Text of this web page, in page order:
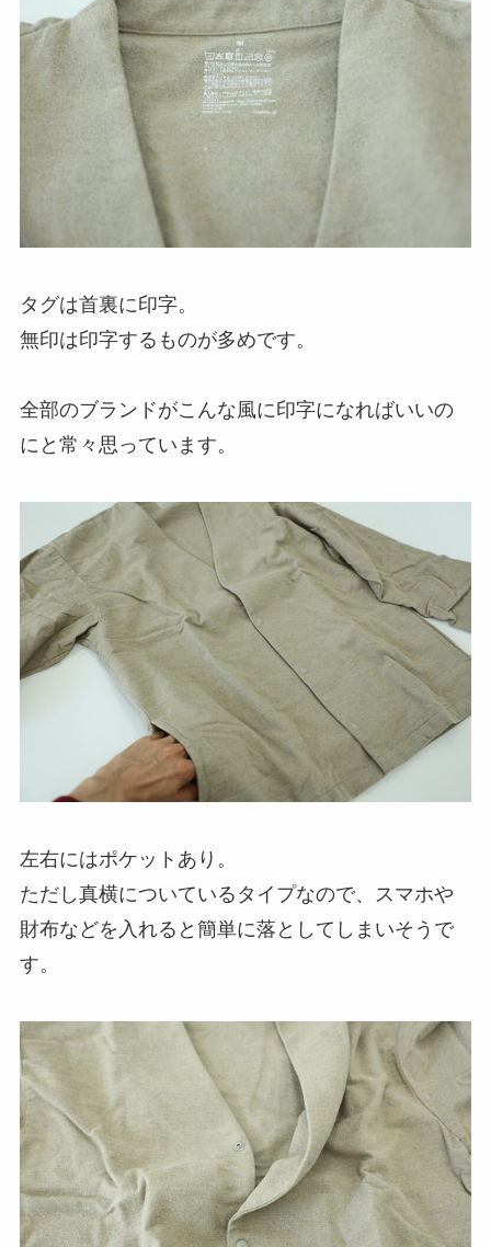
タグは首裏に印字。
無印は印字するものが多めです。
全部のブランドがこんな風に印字になればいいの
にと常々思っています。
左右にはポケットあり。
ただし真横についているタイプなので、スマホや
財布などを入れると簡単に落としてしまいそうで
す。